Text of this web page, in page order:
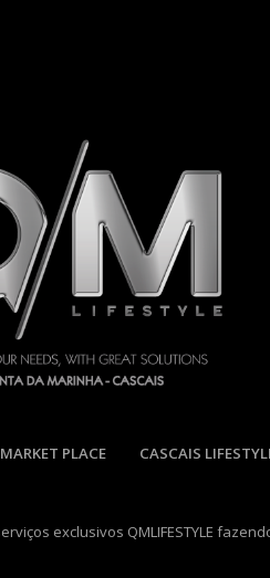
PLACE CASCAIS
exclusivos QMLIFESTYLE